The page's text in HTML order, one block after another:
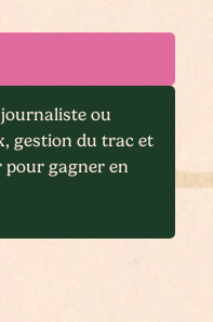
ou
gestion du trac et
pour gagner en